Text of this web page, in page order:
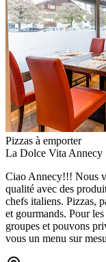
Pizzas à emporter
La Dolce Vita Annecy
Ciao Annecy!!! Nous
qualité avec des
chefs italiens. Pizzas,
et gourmands. Pour
groupes et pouvons
vous un menu sur